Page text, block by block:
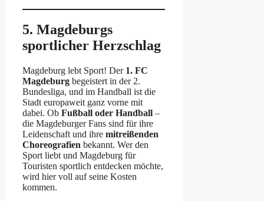
5. Magdeburgs
sportlicher Herzschlag
Magdeburg lebt Sport! Der 1. FC
Magdeburg begeistert in der 2.
Bundesliga, und im Handball ist die
Stadt europaweit ganz vorne mit
dabei. Ob Fußball oder Handball –
die Magdeburger Fans sind für ihre
Leidenschaft und ihre mitreißenden
Choreografien bekannt. Wer den
Sport liebt und Magdeburg für
Touristen sportlich entdecken möchte,
wird hier voll auf seine Kosten
kommen.